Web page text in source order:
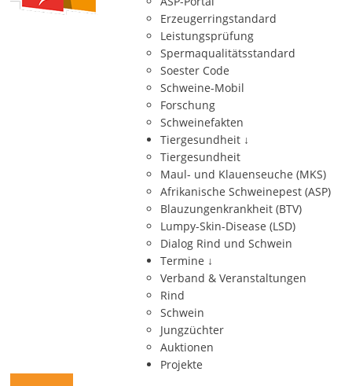
Erzeugerringstandard
Leistungsprüfung
Spermaqualitätsstandard
Soester Code
Schweine-Mobil
Forschung
Schweinefakten
Tiergesundheit ↓
Tiergesundheit
Maul- und Klauenseuche (MKS)
Afrikanische Schweinepest (ASP)
Blauzungenkrankheit (BTV)
Lumpy-Skin-Disease (LSD)
Dialog Rind und Schwein
Termine ↓
Verband & Veranstaltungen
Rind
Schwein
Jungzüchter
Auktionen
Projekte